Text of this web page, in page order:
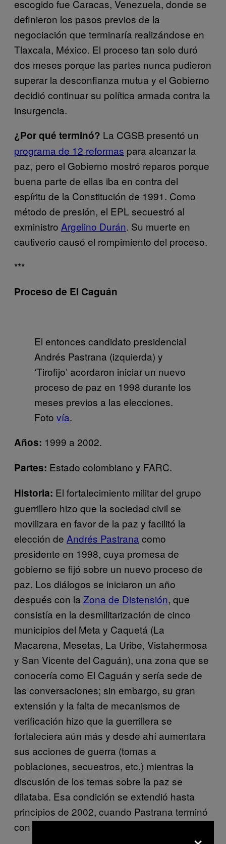
escogido fue Caracas, Venezuela, donde se
definieron los pasos previos de la
negociación que terminaría realizándose en
Tlaxcala, México. El proceso tan solo duró
dos meses porque las partes nunca pudieron
superar la desconfianza mutua y el Gobierno
decidió continuar su política armada contra la
insurgencia.
¿Por qué terminó? La CGSB presentó un
programa de 12 reformas para alcanzar la
paz, pero el Gobierno mostró reparos porque
buena parte de ellas iba en contra del
espíritu de la Constitución de 1991. Como
método de presión, el EPL secuestró al
exministro Argelino Durán. Su muerte en
cautiverio causó el rompimiento del proceso.
***
Proceso de El Caguán
El entonces candidato presidencial
Andrés Pastrana (izquierda) y
‘Tirofijo’ acordaron iniciar un nuevo
proceso de paz en 1998 durante los
meses previos a las elecciones.
Foto vía.
Años: 1999 a 2002.
Partes: Estado colombiano y FARC.
Historia: El fortalecimiento militar del grupo
guerrillero hizo que la sociedad civil se
movilizara en favor de la paz y facilitó la
elección de Andrés Pastrana como
presidente en 1998, cuya promesa de
gobierno se fijó sobre un nuevo proceso de
paz. Los diálogos se iniciaron un año
después con la Zona de Distensión, que
consistía en la desmilitarización de cinco
municipios del Meta y Caquetá (La
Macarena, Mesetas, La Uribe, Vistahermosa
y San Vicente del Caguán), una zona que se
conocería como El Caguán y sería sede de
las conversaciones; sin embargo, su gran
extensión y la falta de mecanismos de
verificación hizo que la guerrillera se
fortaleciera aún más y desde ahí aumentara
sus acciones de guerra (tomas a
poblaciones, secuestros, etc.) mientras la
discusión de los temas sobre la paz se
dilataba. Esa condición se extendió hasta
principios de 2002, cuando Pastrana terminó
con la zona y acabó el proceso.